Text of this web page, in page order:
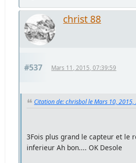
christ 88
#537 Mars 11, 2015, 07:39:59
Citation de: chrisbol le Mars 10,
3Fois plus grand le capteur et le
inferieur Ah bon.... OK Desole